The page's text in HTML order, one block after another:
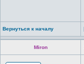
Вернуться к началу
Miron